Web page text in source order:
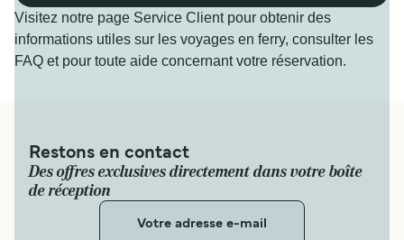
Visitez notre page Service Client pour obtenir des
informations utiles sur les voyages en ferry, consulter les
FAQ et pour toute aide concernant votre réservation.
Restons en contact
Des offres exclusives directement dans votre boîte
de réception